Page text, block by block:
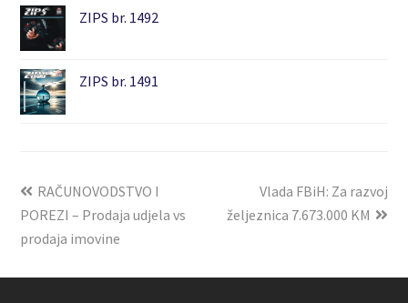
ZIPS br. 1492
ZIPS br. 1491
RAČUNOVODSTVO I
POREZI – Prodaja udjela vs
prodaja imovine
Vlada FBiH: Za razvoj
željeznica 7.673.000 KM